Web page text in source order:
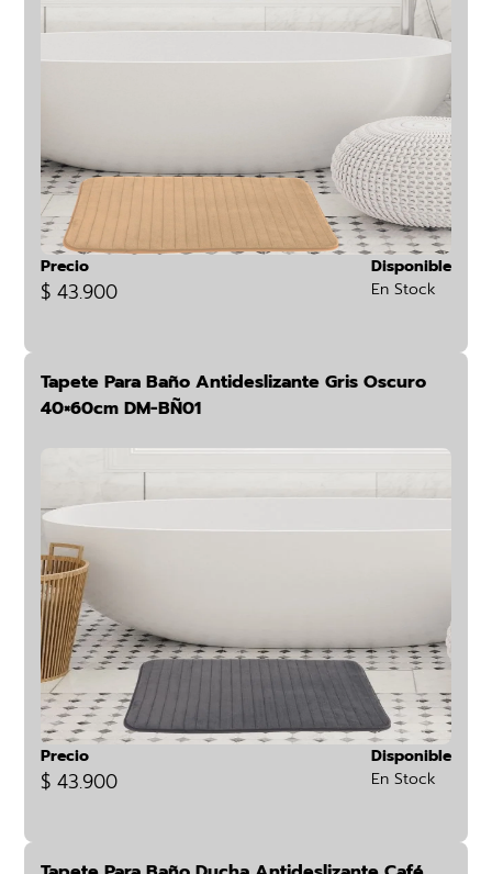
Precio
$ 43.900
Disponible
En Stock
Tapete Para Baño Antideslizante Gris Oscuro
40×60cm DM-BÑ01
Precio
$ 43.900
Disponible
En Stock